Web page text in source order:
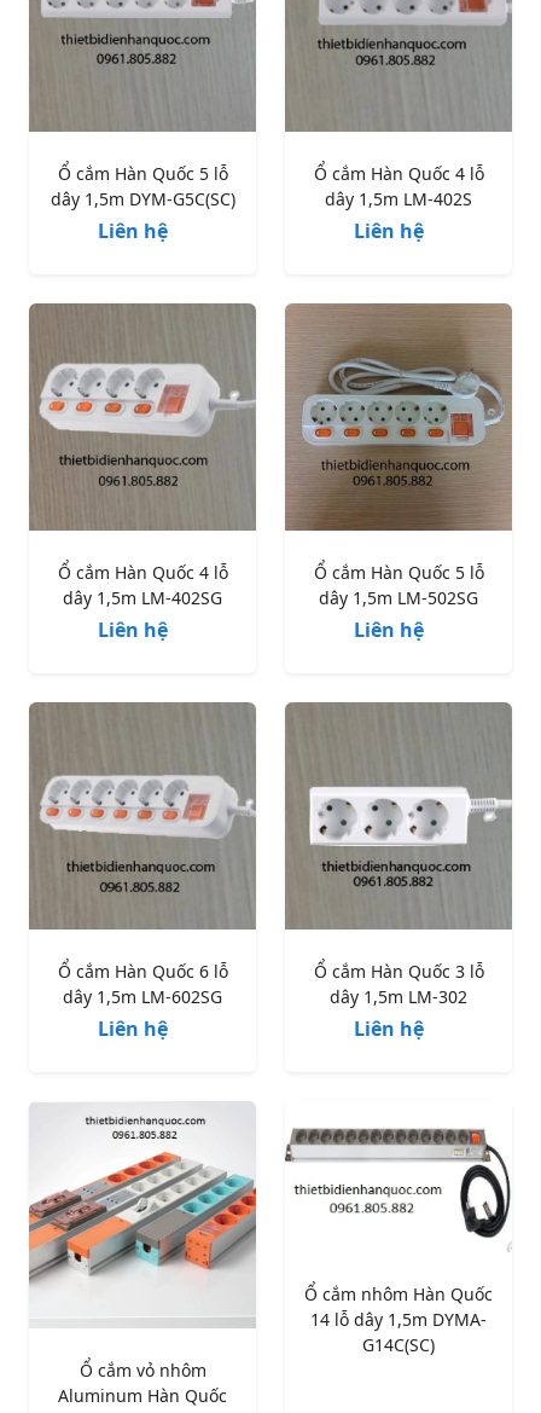
Ổ cắm Hàn Quốc 5 lỗ
dây 1,5m DYM-G5C(SC)
Liên hệ
Ổ cắm Hàn Quốc 4 lỗ
dây 1,5m LM-402S
Liên hệ
Ổ cắm Hàn Quốc 4 lỗ
dây 1,5m LM-402SG
Liên hệ
Ổ cắm Hàn Quốc 5 lỗ
dây 1,5m LM-502SG
Liên hệ
Ổ cắm Hàn Quốc 6 lỗ
dây 1,5m LM-602SG
Liên hệ
Ổ cắm Hàn Quốc 3 lỗ
dây 1,5m LM-302
Liên hệ
Ổ cắm vỏ nhôm
Aluminum Hàn Quốc
Ổ cắm nhôm Hàn Quốc
14 lỗ dây 1,5m DYMA-
G14C(SC)